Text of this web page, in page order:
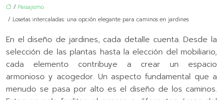
/ Paisajismo
/ Losetas intercaladas: una opción elegante para caminos en jardines
En el diseño de jardines, cada detalle cuenta. Desde la
selección de las plantas hasta la elección del mobiliario,
cada elemento contribuye a crear un espacio
armonioso y acogedor. Un aspecto fundamental que a
menudo se pasa por alto es el diseño de los caminos.